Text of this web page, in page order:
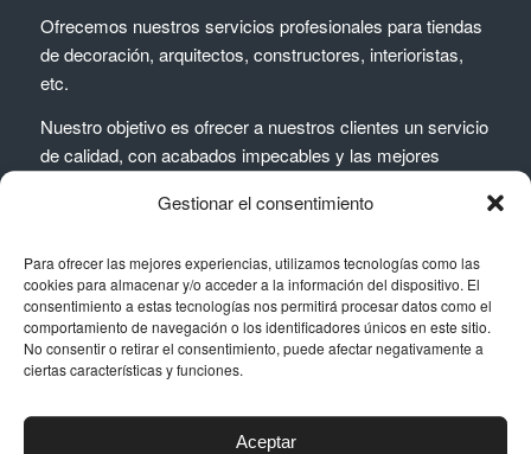
Gestionar el consentimiento
Para ofrecer las mejores experiencias, utilizamos tecnologías como las
cookies para almacenar y/o acceder a la información del dispositivo. El
consentimiento a estas tecnologías nos permitirá procesar datos como el
comportamiento de navegación o los identificadores únicos en este sitio.
No consentir o retirar el consentimiento, puede afectar negativamente a
ciertas características y funciones.
Aceptar
Ofrecemos nuestros servicios profesionales para tiendas
de decoración, arquitectos, constructores, interioristas,
etc.
Nuestro objetivo es ofrecer a nuestros clientes un servicio
de calidad, con acabados impecables y las mejores
DATOS DE CONTACTO
Calle Níquel, 24, Polígono La Albarizas,